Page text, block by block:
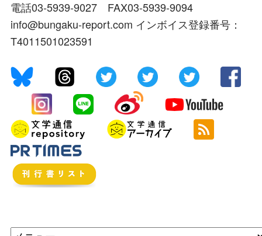
電話03-5939-9027 FAX03-5939-9094
info@bungaku-report.com インボイス登録番号：
T4011501023591